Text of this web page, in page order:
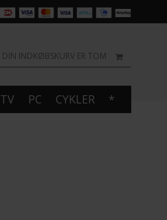
DIN INDKØBSKURV ER TOM
TV PC CYKLER *